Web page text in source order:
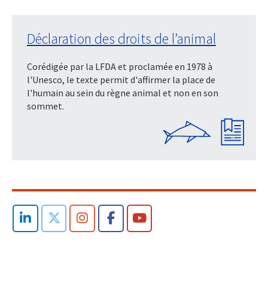
Déclaration des droits de l’animal
Corédigée par la LFDA et proclamée en 1978 à
l'Unesco, le texte permit d'affirmer la place de
l'humain au sein du règne animal et non en son
sommet.